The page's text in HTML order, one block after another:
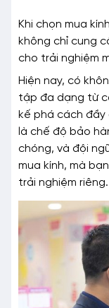
Khi chọn mua
không chỉ cung
cho trải nghiệm
Hiện nay, có
tập đa dạng từ
kế phá cách
là chế độ bảo
chóng, và đội
mua kính, mà
trải nghiệm riêng.